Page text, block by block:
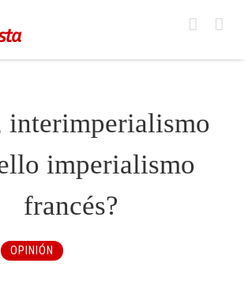
interimperialismo
imperialismo
francés?
OPINIÓN